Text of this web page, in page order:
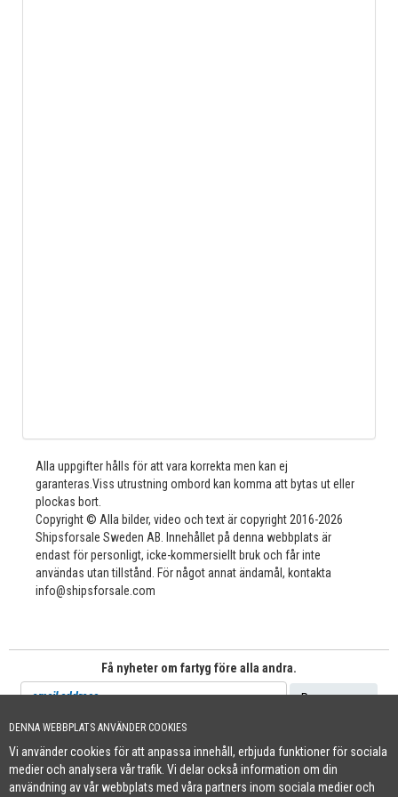
DENNA WEBBPLATS ANVÄNDER COOKIES
Vi använder cookies för att anpassa innehåll, erbjuda funktioner för sociala
medier och analysera vår trafik. Vi delar också information om din
användning av vår webbplats med våra partners inom sociala medier och
Alla uppgifter hålls för att vara korrekta men kan ej
garanteras.Viss utrustning ombord kan komma att bytas ut eller
plockas bort.
Copyright © Alla bilder, video och text är copyright 2016-2026
Shipsforsale Sweden AB. Innehållet på denna webbplats är
endast för personligt, icke-kommersiellt bruk och får inte
användas utan tillstånd. För något annat ändamål, kontakta
info@shipsforsale.com
Få nyheter om fartyg före alla andra.
Cookie Policy
+46 (0)8-641 96 71|INFO@SHIPSFORSALE.COM|WWW.SHIPSFORSALE.COM
JOHAN@SHIPSFORSALE.COM |PATRIK@SHIPSFORSALE.COM